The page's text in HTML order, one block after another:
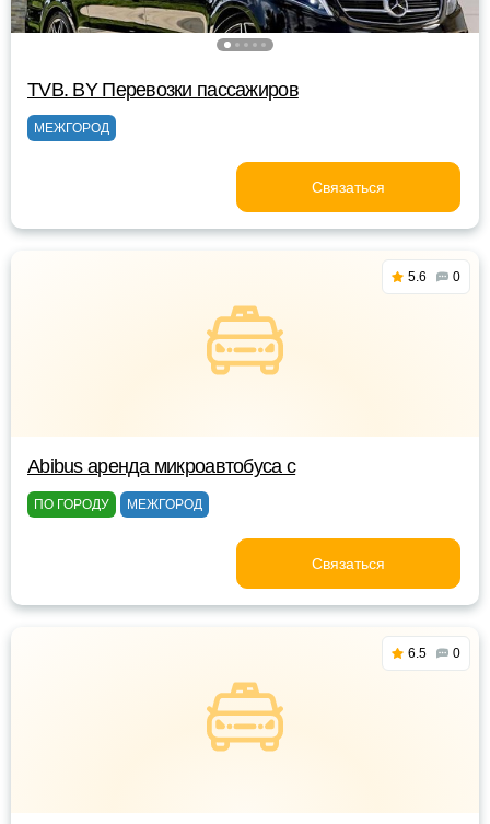
TVB. BY Перевозки пассажиров
МЕЖГОРОД
Связаться
5.6 0
Abibus аренда микроавтобуса с
ПО ГОРОДУ МЕЖГОРОД
Связаться
6.5 0